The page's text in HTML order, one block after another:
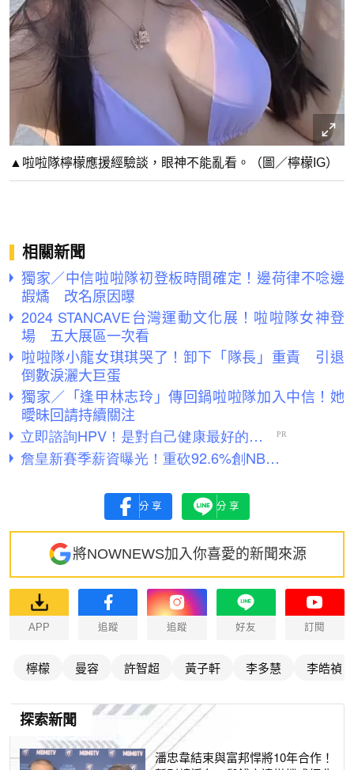
▲啦啦隊檸檬應援經驗談，眼神不能亂看。（圖／檸檬IG）
相關新聞
獨家／中信啦啦隊初登板時間確定！邊荷律不唸邊
嘏燏 改名原因曝
2024 STANCAVE台灣運動文化展！啦啦隊女神登
場 五大展區一次看
啦啦隊小龍女琪琪哭了！卸下「隊長」重責 引退
倒數淚灑大巨蛋
獨家／「逢甲林志玲」傳回鍋啦啦隊加入中信！她
曖昧回請持續關注
分享 分享
將NOWNEWS加入你喜愛的新聞來源
APP 追蹤 追蹤 好友 訂閱
檸檬 曼容 許智超 黃子軒 李多慧 李皓禎
探索新聞
潘忠韋結束與富邦悍將10年合作！